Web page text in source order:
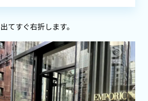
てすぐ右折します。